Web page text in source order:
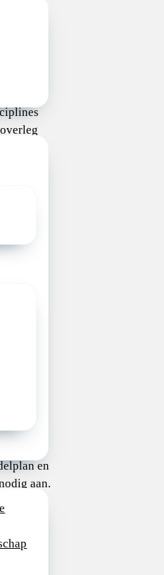
indien
en
en
en
en
en
aan.
van
in